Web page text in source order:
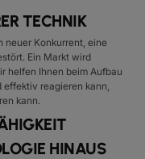
TECHNIK
neuer Konkurrent, eine
Ein Markt wird
helfen Ihnen beim Aufbau
reagieren kann,
kann.
HINAUS